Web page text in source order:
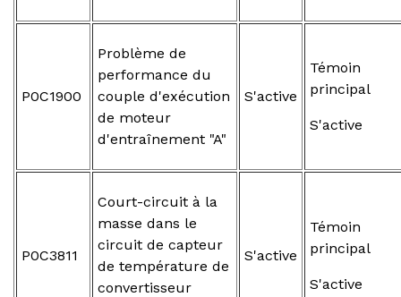
P0C1900
Problème de
performance du
couple d'exécution
de moteur
d'entraînement "A"
S'active
Témoin
principal
S'active
P0C3811
Court-circuit à la
masse dans le
circuit de capteur
de température de
convertisseur
S'active
Témoin
principal
S'active